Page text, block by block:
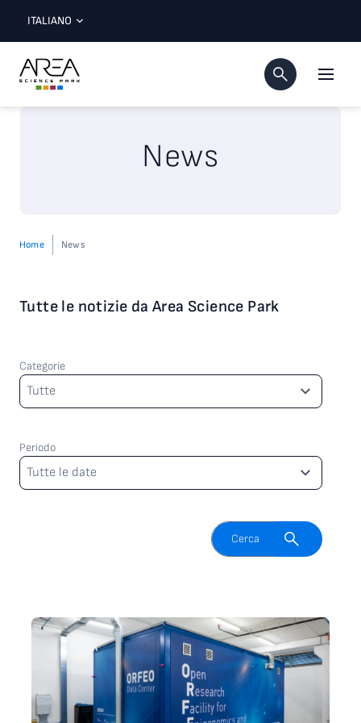
ITALIANO
News
Home News
Tutte le notizie da Area Science Park
Categorie
Categorie
Tutte
Periodo
Periodo
Tutte le date
Attiva il campo di ricerca